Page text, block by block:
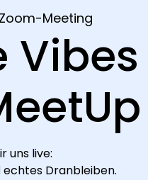
Meeting
Vibes
uns live:
echtes Dranbleiben.